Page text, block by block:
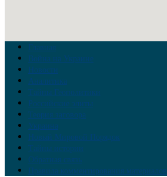
Главная
Война на Украине
Новости
Аналитика
Тайны Геополитики
Российские элиты
Теория заговора
Украина
Новый Мировой Порядок
Тайны истории
Обратная связь
Правила комментирования материалов